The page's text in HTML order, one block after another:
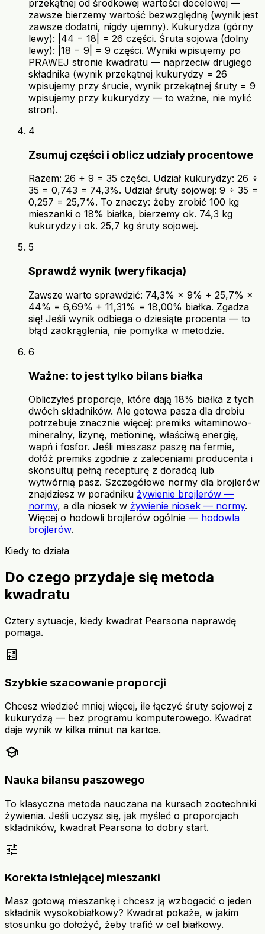
przekątnej od środkowej wartości docelowej —
zawsze bierzemy wartość bezwzględną (wynik jest
zawsze dodatni, nigdy ujemny). Kukurydza (górny
lewy): |44 − 18| = 26 części. Śruta sojowa (dolny
lewy): |18 − 9| = 9 części. Wyniki wpisujemy po
PRAWEJ stronie kwadratu — naprzeciw drugiego
składnika (wynik przekątnej kukurydzy = 26
wpisujemy przy śrucie, wynik przekątnej śruty = 9
wpisujemy przy kukurydzy — to ważne, nie mylić
stron).
4
Zsumuj części i oblicz udziały procentowe
Razem: 26 + 9 = 35 części. Udział kukurydzy: 26 ÷
35 = 0,743 = 74,3%. Udział śruty sojowej: 9 ÷ 35 =
0,257 = 25,7%. To znaczy: żeby zrobić 100 kg
mieszanki o 18% białka, bierzemy ok. 74,3 kg
kukurydzy i ok. 25,7 kg śruty sojowej.
5
Sprawdź wynik (weryfikacja)
Zawsze warto sprawdzić: 74,3% × 9% + 25,7% ×
44% = 6,69% + 11,31% = 18,00% białka. Zgadza
się! Jeśli wynik odbiega o dziesiąte procenta — to
błąd zaokrąglenia, nie pomyłka w metodzie.
6
Ważne: to jest tylko bilans białka
Obliczyłeś proporcje, które dają 18% białka z tych
dwóch składników. Ale gotowa pasza dla drobiu
potrzebuje znacznie więcej: premiks witaminowo-
mineralny, lizynę, metioninę, właściwą energię,
wapń i fosfor. Jeśli mieszasz paszę na fermie,
dołóż premiks zgodnie z zaleceniami producenta i
skonsultuj pełną recepturę z doradcą lub
wytwórnią pasz. Szczegółowe normy dla brojlerów
znajdziesz w poradniku żywienie brojlerów —
normy, a dla niosek w żywienie niosek — normy.
Więcej o hodowli brojlerów ogólnie — hodowla
brojlerów.
Kiedy to działa
Do czego przydaje się metoda
kwadratu
Cztery sytuacje, kiedy kwadrat Pearsona naprawdę
pomaga.
calculate
Szybkie szacowanie proporcji
Chcesz wiedzieć mniej więcej, ile łączyć śruty sojowej z
kukurydzą — bez programu komputerowego. Kwadrat
daje wynik w kilka minut na kartce.
school
Nauka bilansu paszowego
To klasyczna metoda nauczana na kursach zootechniki
żywienia. Jeśli uczysz się, jak myśleć o proporcjach
składników, kwadrat Pearsona to dobry start.
tune
Korekta istniejącej mieszanki
Masz gotową mieszankę i chcesz ją wzbogacić o jeden
składnik wysokobiałkowy? Kwadrat pokaże, w jakim
stosunku go dołożyć, żeby trafić w cel białkowy.